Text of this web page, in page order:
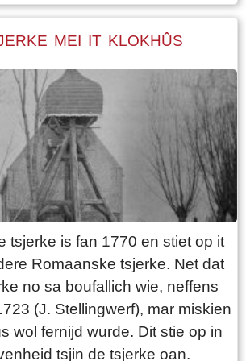
dyk. Walma state is fan
De state hat fiskrjochten en
in wier. Yn 1511 wurdt der
neamd. Ut it Register fan
docht bliken dat Epa Ighaz
eigner is en Albert Hoytes
grutste pleats ûnder Folsgara.
LXXX (80) pûn lân,
Hooijland, 31 ponden
Reijdland”. It lân súdlik
it “lege meden” neamd, dêr’t
leit. It rijeedland (reidlân)
Rien”. Fierders is der noch
leggende, om ende om op
stins graft”. Dizze stinsgrêft
MEI IT KLOKHÛS
tsjerke is fan 1770 en stiet op it
Romaanske tsjerke. Net dat
no sa boufallich wie, neffens
(J. Stellingwerf), mar miskien
wol fernijd wurde. Dit stie op in
tsjin de tsjerke oan.